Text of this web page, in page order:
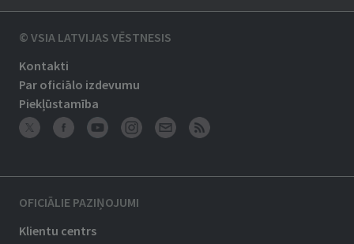
© VSIA LATVIJAS VĒSTNESIS
Kontakti
Par oficiālo izdevumu
Piekļūstamība
OFICIĀLIE PAZIŅOJUMI
Klientu centrs